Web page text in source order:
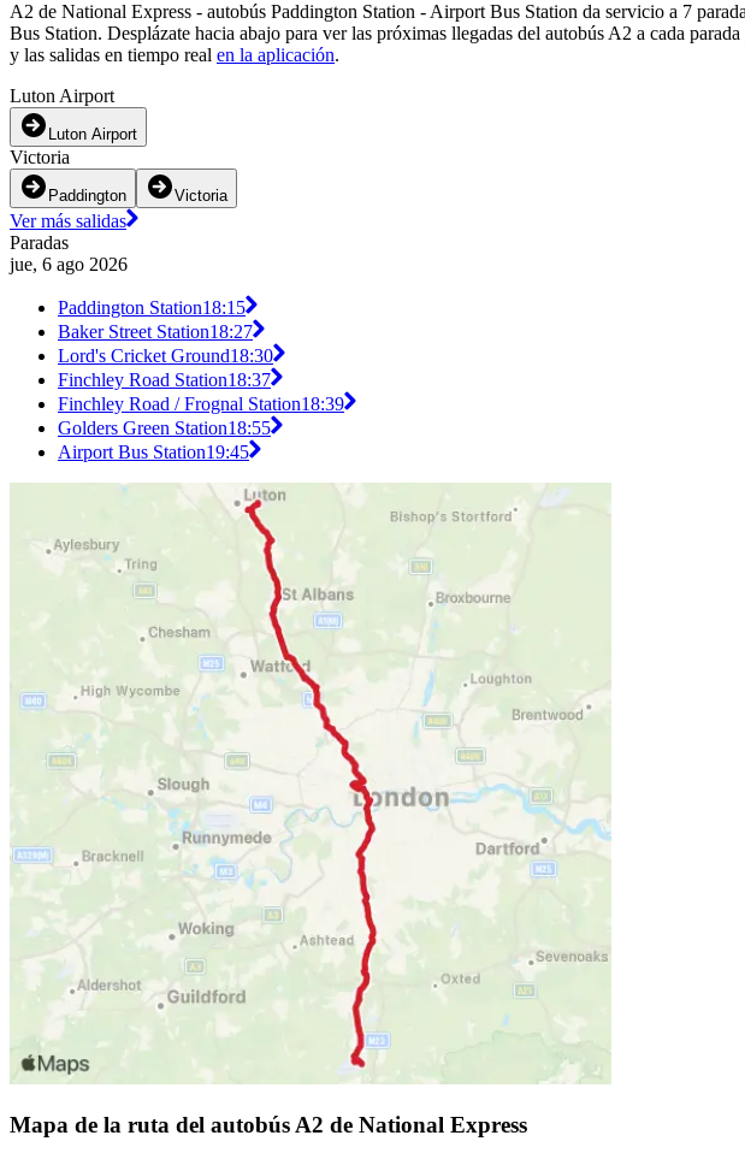
A2 de National Express - autobús Paddington Station - Airport Bus Station da servicio a 7
Bus Station. Desplázate hacia abajo para ver las próximas llegadas del autobús A2 a cada
y las salidas en tiempo real en la aplicación.
Luton Airport
Luton Airport
Victoria
Paddington Victoria
Ver más salidas
Paradas
jue, 6 ago 2026
Paddington Station18:15
Baker Street Station18:27
Lord's Cricket Ground18:30
Finchley Road Station18:37
Finchley Road / Frognal Station18:39
Golders Green Station18:55
Airport Bus Station19:45
Mapa de la ruta del autobús A2 de National Express